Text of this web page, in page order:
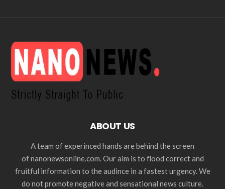
ABOUT US
A team of experinced hands are behind the screen
of nanonewsonline.com. Our aim is to flood correct and
fruitful information to the audince in a fastest urgency. We
do not promote negative and sensational news culture.